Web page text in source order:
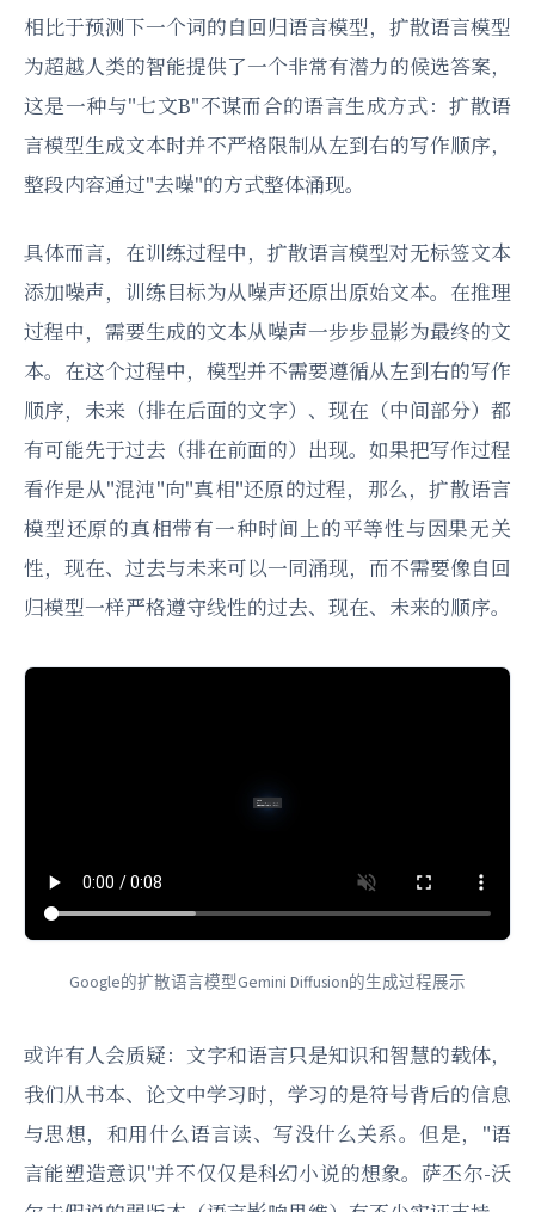
相比于预测下一个词的自回归语言模型，扩散语言模型
为超越人类的智能提供了一个非常有潜力的候选答案，
这是一种与"七文B"不谋而合的语言生成方式：扩散语
言模型生成文本时并不严格限制从左到右的写作顺序，
整段内容通过"去噪"的方式整体涌现。
具体而言，在训练过程中，扩散语言模型对无标签文本
添加噪声，训练目标为从噪声还原出原始文本。在推理
过程中，需要生成的文本从噪声一步步显影为最终的文
本。在这个过程中，模型并不需要遵循从左到右的写作
顺序，未来（排在后面的文字）、现在（中间部分）都
有可能先于过去（排在前面的）出现。如果把写作过程
看作是从"混沌"向"真相"还原的过程，那么，扩散语言
模型还原的真相带有一种时间上的平等性与因果无关
性，现在、过去与未来可以一同涌现，而不需要像自回
归模型一样严格遵守线性的过去、现在、未来的顺序。
Google的扩散语言模型Gemini Diffusion的生成过程展示
或许有人会质疑：文字和语言只是知识和智慧的载体，
我们从书本、论文中学习时，学习的是符号背后的信息
与思想，和用什么语言读、写没什么关系。但是，"语
言能塑造意识"并不仅仅是科幻小说的想象。萨丕尔-沃